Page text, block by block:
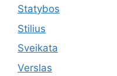
Statybos
Stilius
Sveikata
Verslas